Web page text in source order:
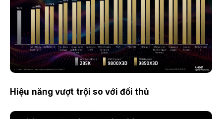
Hiệu năng vượt trội so với đối thủ